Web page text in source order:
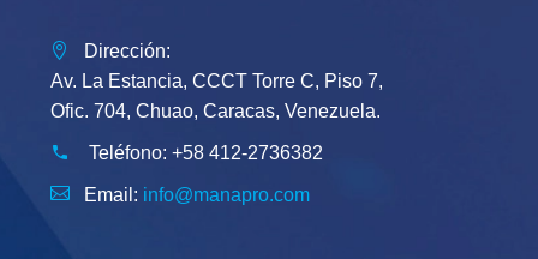
Dirección:
Av. La Estancia, CCCT Torre C, Piso 7,
Ofic. 704, Chuao, Caracas, Venezuela.
Teléfono: +58 412-2736382
Email: info@manapro.com